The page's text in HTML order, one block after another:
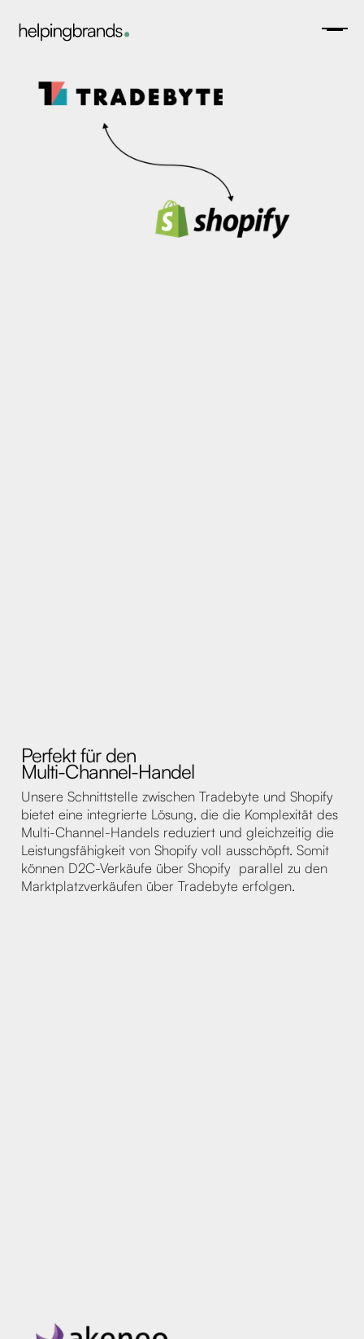
Perfekt für den
Multi-Channel-Handel
Unsere Schnittstelle zwischen Tradebyte und Shopify
bietet eine integrierte Lösung, die die Komplexität des
Multi-Channel-Handels reduziert und gleichzeitig die
Leistungsfähigkeit von Shopify voll ausschöpft. Somit
können D2C-Verkäufe über Shopify parallel zu den
Marktplatzverkäufen über Tradebyte erfolgen.